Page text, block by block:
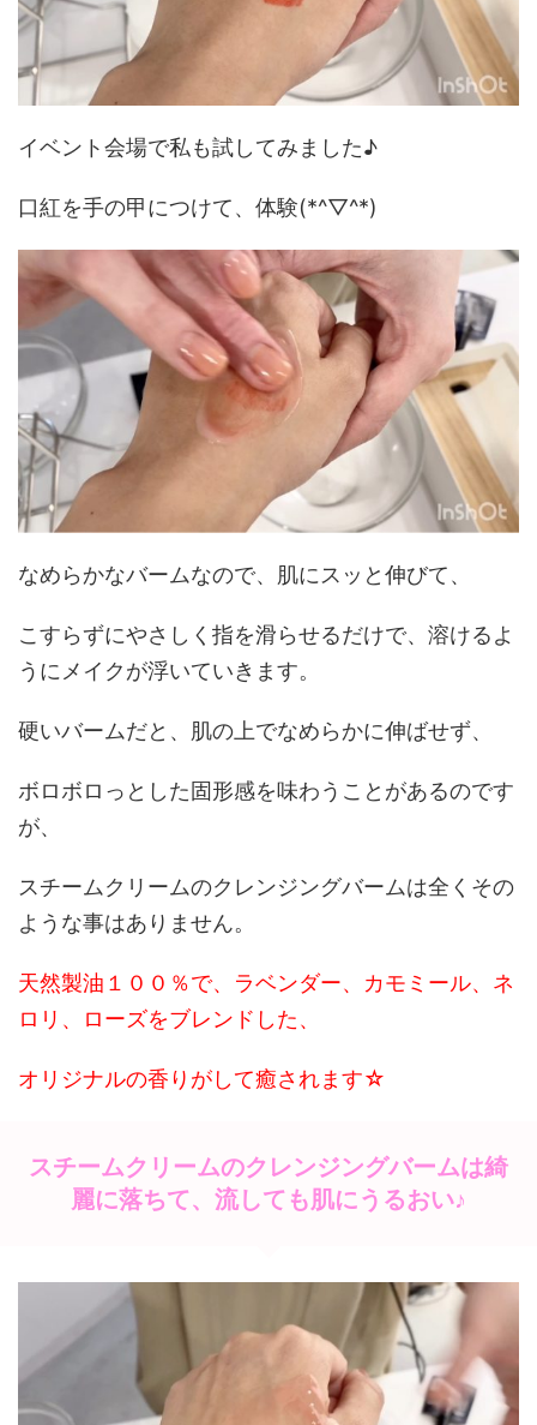
イベント会場で私も試してみました♪
口紅を手の甲につけて、体験(*^▽^*)
なめらかなバームなので、肌にスッと伸びて、
こすらずにやさしく指を滑らせるだけで、溶けるよ
うにメイクが浮いていきます。
硬いバームだと、肌の上でなめらかに伸ばせず、
ボロボロっとした固形感を味わうことがあるのです
が、
スチームクリームのクレンジングバームは全くその
ような事はありません。
天然製油１００％で、ラベンダー、カモミール、ネ
ロリ、ローズをブレンドした、
オリジナルの香りがして癒されます☆
スチームクリームのクレンジングバームは綺
麗に落ちて、流しても肌にうるおい♪